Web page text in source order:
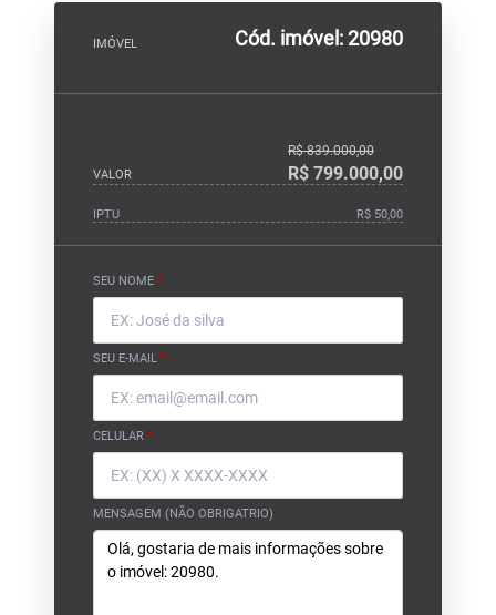
IMÓVEL Cód. imóvel: 20980
VALOR
R$ 839.000,00
R$ 799.000,00
IPTU R$ 50,00
SEU NOME *
SEU E-MAIL *
CELULAR *
MENSAGEM (NÃO OBRIGATRIO)